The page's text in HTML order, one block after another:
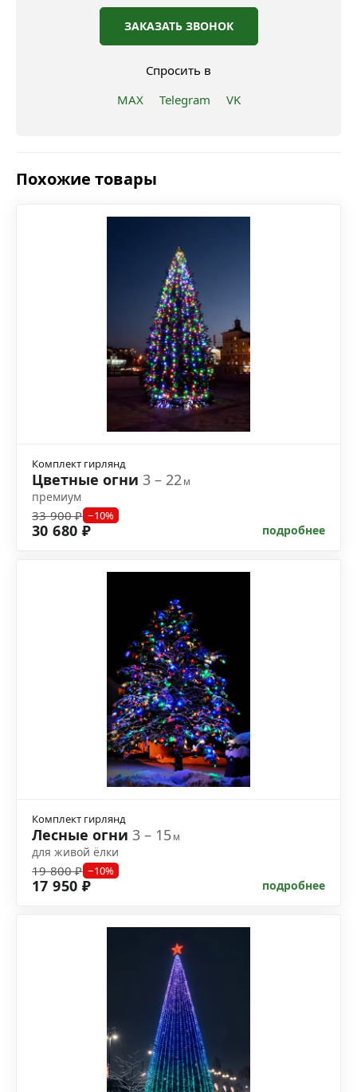
ЗАКАЗАТЬ ЗВОНОК
Спросить в
MAX
Telegram VK
Похожие товары
Комплект гирлянд
Цветные огни 3 – 22м
премиум
33 900 ₽ −10%
30 680 ₽ подробнее
Комплект гирлянд
Лесные огни 3 – 15м
для живой ёлки
19 800 ₽ −10%
17 950 ₽ подробнее